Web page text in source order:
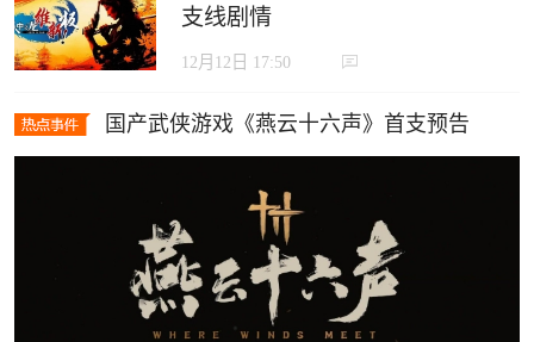
支线剧情
12月12日 17:50
国产武侠游戏《燕云十六声》首支预告